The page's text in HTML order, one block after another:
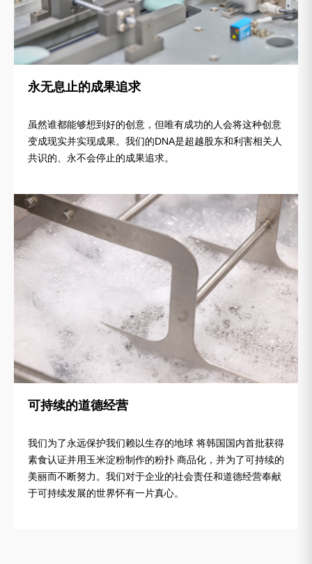
永无息止的成果追求
虽然谁都能够想到好的创意，但唯有成功的人会将这种创意
变成现实并实现成果。我们的DNA是超越股东和利害相关人
共识的、永不会停止的成果追求。
可持续的道德经营
我们为了永远保护我们赖以生存的地球 将韩国国内首批获得
素食认证并用玉米淀粉制作的粉扑 商品化，并为了可持续的
美丽而不断努力。我们对于企业的社会责任和道德经营奉献
于可持续发展的世界怀有一片真心。